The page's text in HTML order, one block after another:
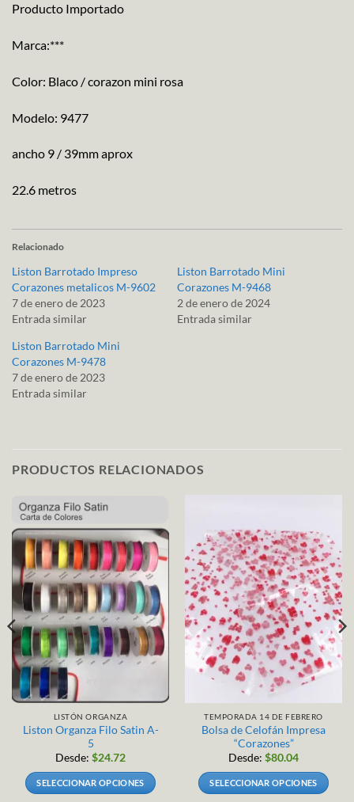
Producto Importado
Marca:***
Color: Blaco / corazon mini rosa
Modelo: 9477
ancho 9 / 39mm aprox
22.6 metros
Relacionado
Liston Barrotado Impreso
Corazones metalicos M-9602
7 de enero de 2023
Entrada similar
Liston Barrotado Mini
Corazones M-9468
2 de enero de 2024
Entrada similar
Liston Barrotado Mini
Corazones M-9478
7 de enero de 2023
Entrada similar
PRODUCTOS RELACIONADOS
LISTÓN ORGANZA
Liston Organza Filo Satin A-
5
Desde: $24.72
SELECCIONAR OPCIONES
TEMPORADA 14 DE FEBRERO
Bolsa de Celofán Impresa
“Corazones”
Desde: $80.04
SELECCIONAR OPCIONES